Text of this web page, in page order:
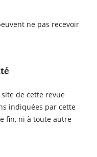
ne pas recevoir
de cette revue
indiquées par cette
fin, ni à toute autre